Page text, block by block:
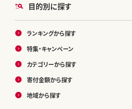
目的別に探す
ランキングから探す
特集・キャンペーン
カテゴリーから探す
寄付金額から探す
地域から探す